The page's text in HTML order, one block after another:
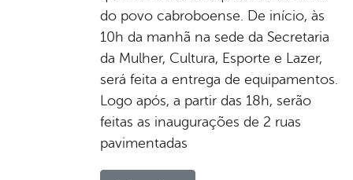
do povo cabroboense. De início, às
10h da manhã na sede da Secretaria
da Mulher, Cultura, Esporte e Lazer,
será feita a entrega de equipamentos.
Logo após, a partir das 18h, serão
feitas as inaugurações de 2 ruas
pavimentadas